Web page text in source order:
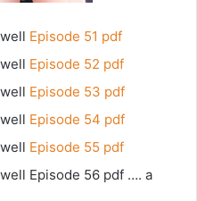
Episode 51 pdf
Episode 52 pdf
Episode 53 pdf
Episode 54 pdf
Episode 55 pdf
Episode 56 pdf …. a